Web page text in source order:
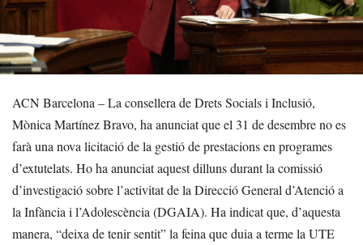
ACN Barcelona – La consellera de Drets Socials i Inclusió,
Mònica Martínez Bravo, ha anunciat que el 31 de desembre no es
farà una nova licitació de la gestió de prestacions en programes
d’extutelats. Ho ha anunciat aquest dilluns durant la comissió
d’investigació sobre l’activitat de la Direcció General d’Atenció a
la Infància i l’Adolescència (DGAIA). Ha indicat que, d’aquesta
manera, “deixa de tenir sentit” la feina que duia a terme la UTE